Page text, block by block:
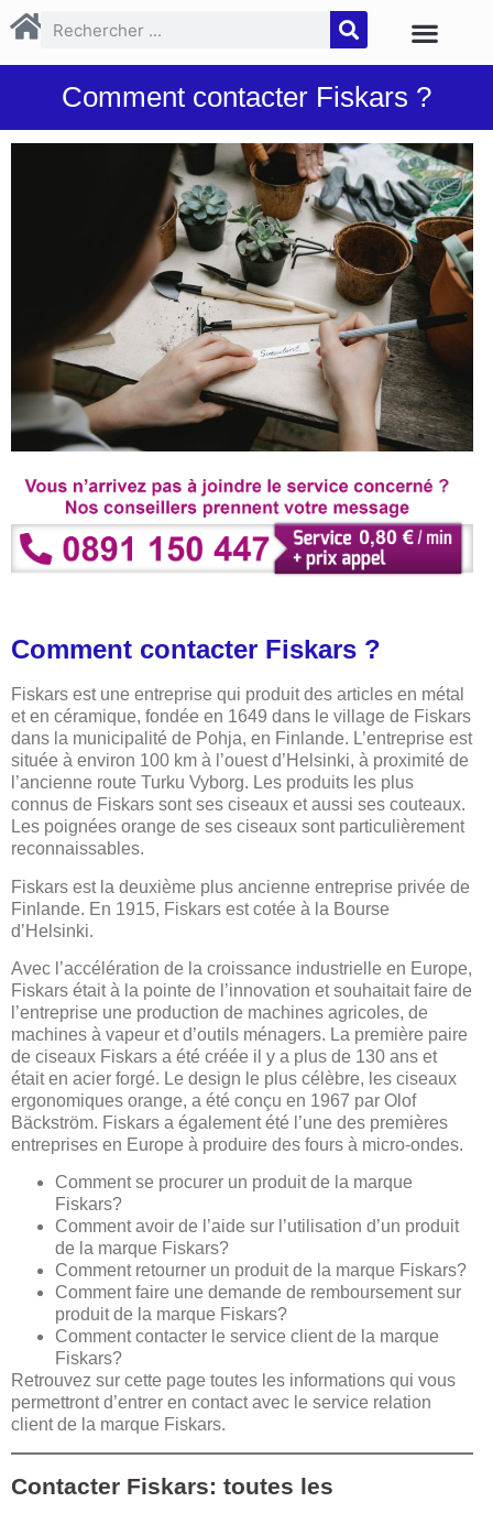
Comment contacter Fiskars ?
Comment contacter Fiskars ?
Fiskars est une entreprise qui produit des articles en métal
et en céramique, fondée en 1649 dans le village de Fiskars
dans la municipalité de Pohja, en Finlande. L’entreprise est
située à environ 100 km à l’ouest d’Helsinki, à proximité de
l’ancienne route Turku Vyborg. Les produits les plus
connus de Fiskars sont ses ciseaux et aussi ses couteaux.
Les poignées orange de ses ciseaux sont particulièrement
reconnaissables.
Fiskars est la deuxième plus ancienne entreprise privée de
Finlande. En 1915, Fiskars est cotée à la Bourse
d’Helsinki.
Avec l’accélération de la croissance industrielle en Europe,
Fiskars était à la pointe de l’innovation et souhaitait faire de
l’entreprise une production de machines agricoles, de
machines à vapeur et d’outils ménagers. La première paire
de ciseaux Fiskars a été créée il y a plus de 130 ans et
était en acier forgé. Le design le plus célèbre, les ciseaux
ergonomiques orange, a été conçu en 1967 par Olof
Bäckström. Fiskars a également été l’une des premières
entreprises en Europe à produire des fours à micro-ondes.
Comment se procurer un produit de la marque
Fiskars?
Comment avoir de l’aide sur l’utilisation d’un produit
de la marque Fiskars?
Comment retourner un produit de la marque Fiskars?
Comment faire une demande de remboursement sur
produit de la marque Fiskars?
Comment contacter le service client de la marque
Fiskars?
Retrouvez sur cette page toutes les informations qui vous
permettront d’entrer en contact avec le service relation
client de la marque Fiskars.
Contacter Fiskars: toutes les